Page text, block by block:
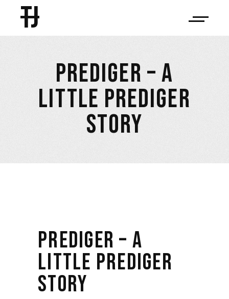
TJ
PREDIGER – A
LITTLE PREDIGER
STORY
PREDIGER – A
LITTLE PREDIGER
STORY